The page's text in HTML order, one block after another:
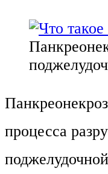
процесса